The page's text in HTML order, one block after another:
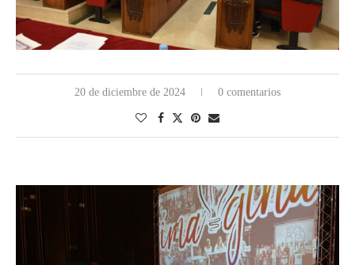
20 de diciembre de 2024 0 comentarios